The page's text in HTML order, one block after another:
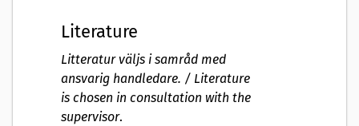
Literature
Litteratur väljs i samråd med
ansvarig handledare. / Literature
is chosen in consultation with the
supervisor.